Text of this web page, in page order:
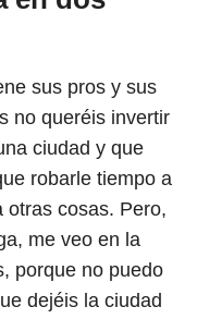
sus pros y sus
no queréis invertir
ciudad y que
robarle tiempo a
otras cosas. Pero,
me veo en la
porque no puedo
dejéis la ciudad